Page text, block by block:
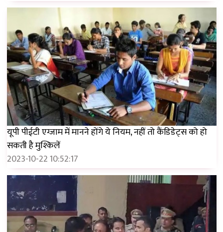
यूपी पीईटी एग्जाम में मानने होंगे ये नियम, नहीं तो कैंडिडेट्स को हो
सकती है मुश्किलें
2023-10-22 10:52:17